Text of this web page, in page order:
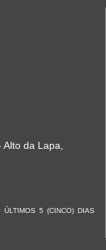
da Lapa,
ÚLTIMOS 5 (CINCO) DIAS